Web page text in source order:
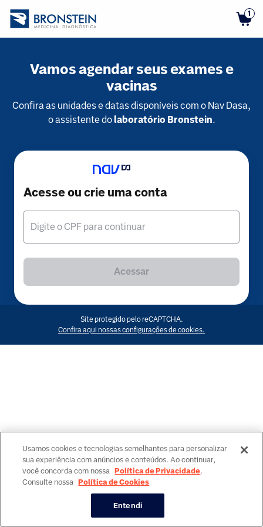
1
Vamos agendar seus exames e
vacinas
Confira as unidades e datas disponíveis com o Nav Dasa,
o assistente dolaboratório Bronstein.
Acesse ou crie uma conta
Digite o CPF para continuar
Acessar
Site protegido pelo reCAPTCHA.
Confira aqui nossas configurações de cookies.
Usamos cookies e tecnologias semelhantes para personalizar
sua experiência com anúncios e conteúdos. Ao continuar,
você concorda com nossa Política de Privacidade.
Consulte nossa Política de Cookies
Entendi